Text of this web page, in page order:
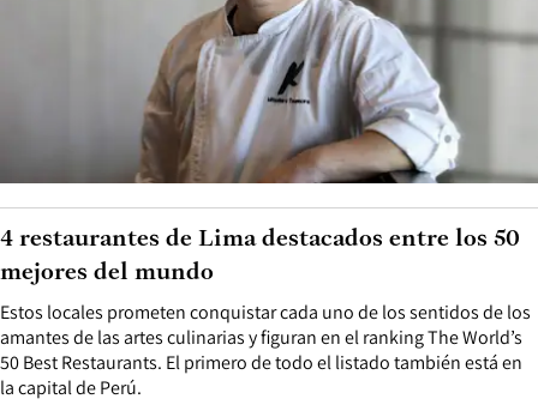
Estos locales prometen conquistar cada uno de los sentidos de los
amantes de las artes culinarias y figuran en el ranking The World’s
50 Best Restaurants. El primero de todo el listado también está en
la capital de Perú.
4 restaurantes de Lima destacados entre los 50
mejores del mundo